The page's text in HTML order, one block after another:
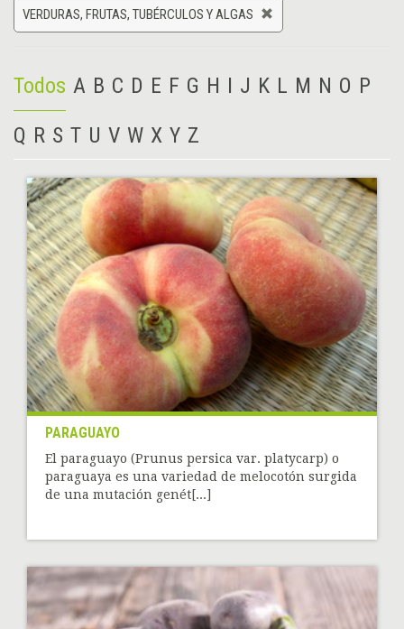
VERDURAS, FRUTAS, TUBÉRCULOS Y ALGAS
Todos A B C D E F G H I J K L M N O P
Q R S T U V W X Y Z
PARAGUAYO
El paraguayo (Prunus persica var. platycarp) o
paraguaya es una variedad de melocotón surgida
de una mutación genét[...]